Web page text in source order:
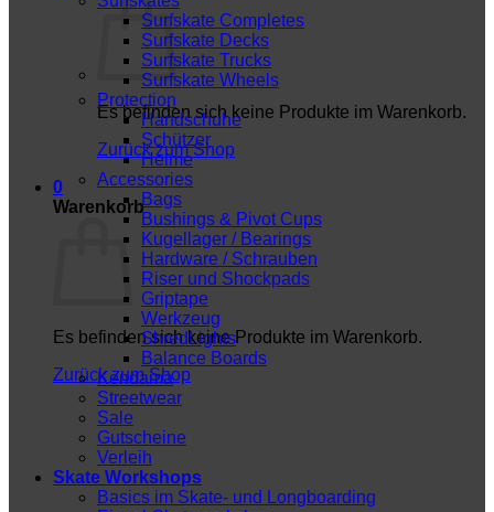
Es befinden sich keine Produkte im Warenkorb.
Zurück zum Shop
0
Warenkorb
Es befinden sich keine Produkte im Warenkorb.
Zurück zum Shop
Surfskate Completes
Surfskate Decks
Surfskate Trucks
Surfskate Wheels
Protection
Handschuhe
Schützer
Helme
Accessories
Bags
Bushings & Pivot Cups
Kugellager / Bearings
Hardware / Schrauben
Riser und Shockpads
Griptape
Werkzeug
ShredLights
Balance Boards
Kendama
Streetwear
Sale
Gutscheine
Verleih
Skate Workshops
Basics im Skate- und Longboarding